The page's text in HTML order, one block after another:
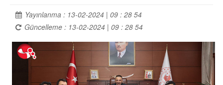
Yayınlanma : 13-02-2024 | 09 : 28 54
Güncelleme : 13-02-2024 | 09 : 28 54